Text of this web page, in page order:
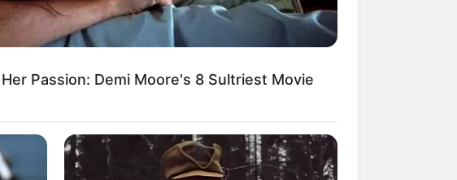
Passion: Demi Moore's 8 Sultriest Movie